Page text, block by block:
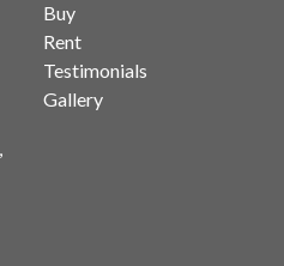
Buy
Rent
Testimonials
Gallery